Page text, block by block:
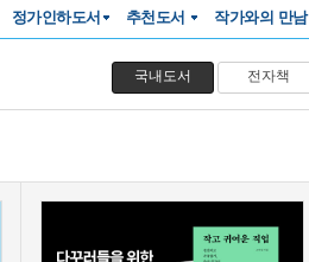
정가인하도서 추천도서 작가와의 만남
국내도서 전자책